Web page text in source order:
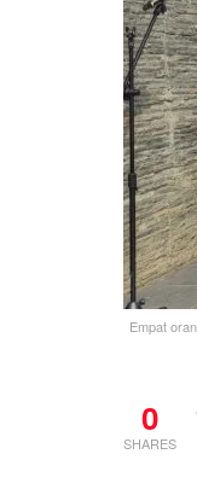
Empat
0
SHARES